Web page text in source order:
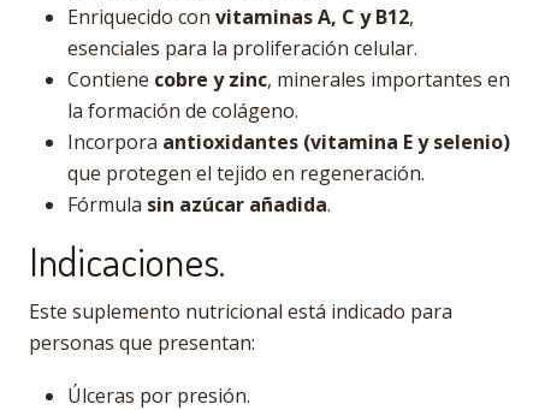
Enriquecido con vitaminas A, C y B12,
esenciales para la proliferación celular.
Contiene cobre y zinc, minerales importantes en
la formación de colágeno.
Incorpora antioxidantes (vitamina E y selenio)
que protegen el tejido en regeneración.
Fórmula sin azúcar añadida.
Indicaciones.
Este suplemento nutricional está indicado para
personas que presentan:
Úlceras por presión.